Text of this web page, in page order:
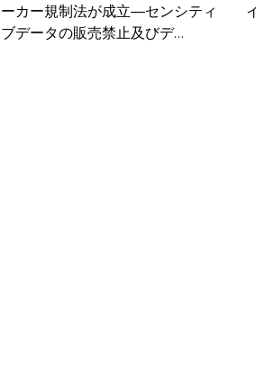
ーカー規制法が成立―センシティ
ブデータの販売禁止及びデ…